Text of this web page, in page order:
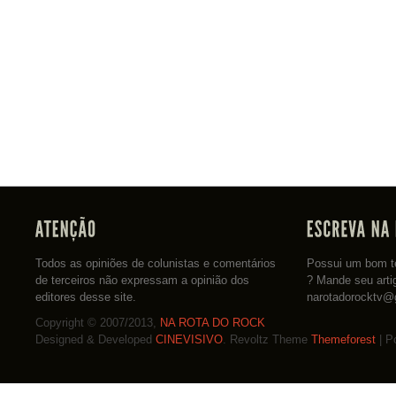
Todos as opiniões de colunistas e comentários
de terceiros não expressam a opinião dos
editores desse site.
Possui um bom
? Mande seu
Copyright © 2007/2013, NA ROTA DO ROCK
Designed & Developed CINEVISIVO. Revoltz Theme Themeforest |